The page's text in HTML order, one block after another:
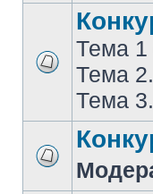
Тема 1
Тема
Тема 3.